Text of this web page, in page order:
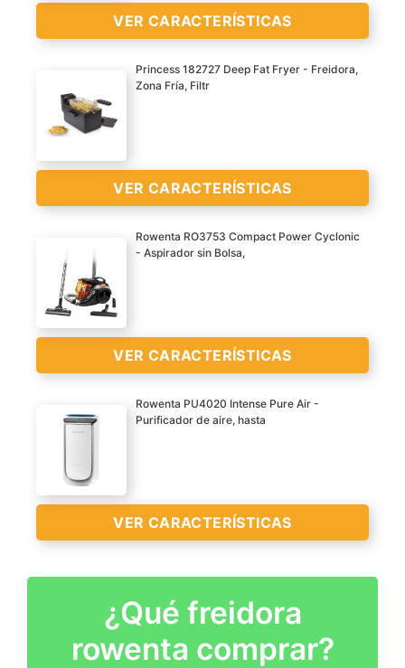
CARACTERÍSTICAS
VER CARACTERÍSTICAS
>
Princess 182727 Deep Fat Fryer - Freidora,
Zona Fría, Filtr
VER CARACTERÍSTICAS
VER
CARACTERÍSTICAS
Rowenta RO3753 Compact Power Cyclonic
- Aspirador sin Bolsa,
VER CARACTERÍSTICAS
>
Rowenta PU4020 Intense Pure Air -
Purificador de aire, hasta
VER CARACTERÍSTICAS
¿Qué freidora
rowenta comprar?